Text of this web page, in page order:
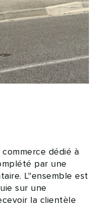
dédié à
par une
L''ensemble est
sur une
la clientèle